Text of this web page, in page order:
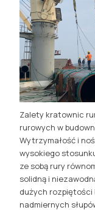
Zalety kratownic
rurowych w
Wytrzymałość i
wysokiego
ze sobą rury
solidną i
dużych
nadmiernych